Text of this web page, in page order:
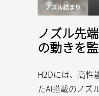
ノズル先
の動きを
H2Dには、高性
たAI搭載のノズ